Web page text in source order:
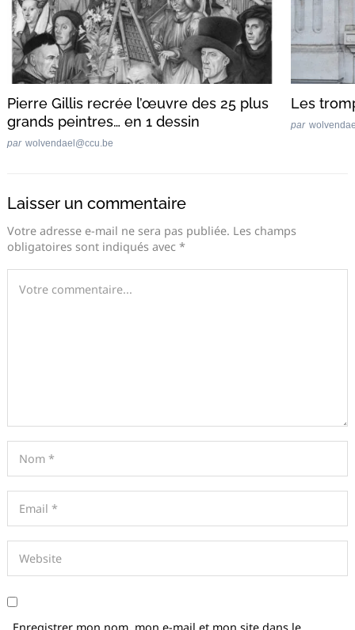
Pierre Gillis recrée l’œuvre des 25 plus
grands peintres… en 1 dessin
par wolvendael@ccu.be
Les
par
Laisser un commentaire
Votre adresse e-mail ne sera pas publiée. Les champs
obligatoires sont indiqués avec *